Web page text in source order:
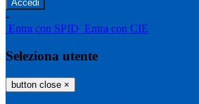
-
Entra con SPID Entra con CIE
Seleziona utente
button close ×